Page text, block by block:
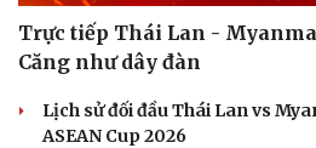
Trực tiếp Thái Lan -
Căng như dây đàn
Lịch sử đối đầu Thái Lan vs
ASEAN Cup 2026